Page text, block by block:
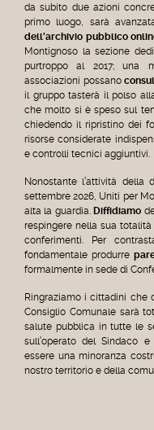
da subito due azioni
primo luogo, sarà
dell'archivio pubblico
Montignoso la sezione
purtroppo al 2017; una
associazioni possano
il gruppo tasterà il polso
che molto si è speso sul
chiedendo il ripristino dei
risorse considerate
e controlli tecnici aggiuntivi.
Nonostante l’attività della
settembre 2026, Uniti per
alta la guardia. Diffidiamo
respingere nella sua totalità
conferimenti. Per
fondamentale produrre
formalmente in sede di
Ringraziamo i cittadini che
Consiglio Comunale sarà
salute pubblica in tutte le
sull’operato del Sindaco
essere una minoranza
nostro territorio e della